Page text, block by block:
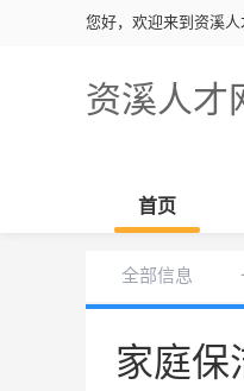
您好，欢迎来到资溪人
资溪人才
首页
全部信息
家庭保